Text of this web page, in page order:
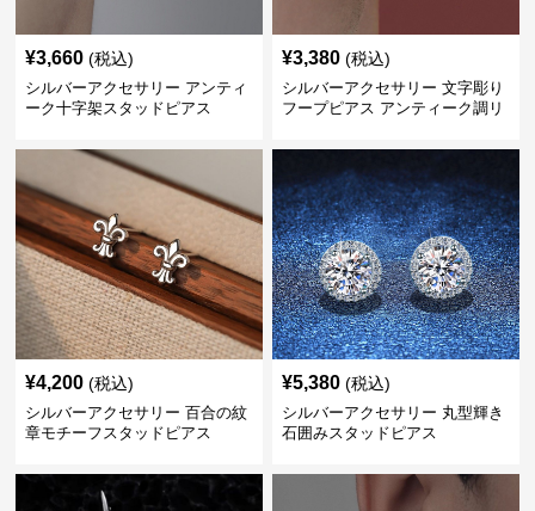
¥3,660 (税込)
シルバーアクセサリー アンティ
ーク十字架スタッドピアス
¥3,380 (税込)
シルバーアクセサリー 文字彫り
フープピアス アンティーク調リ
¥4,200 (税込)
シルバーアクセサリー 百合の紋
章モチーフスタッドピアス
¥5,380 (税込)
シルバーアクセサリー 丸型輝き
石囲みスタッドピアス